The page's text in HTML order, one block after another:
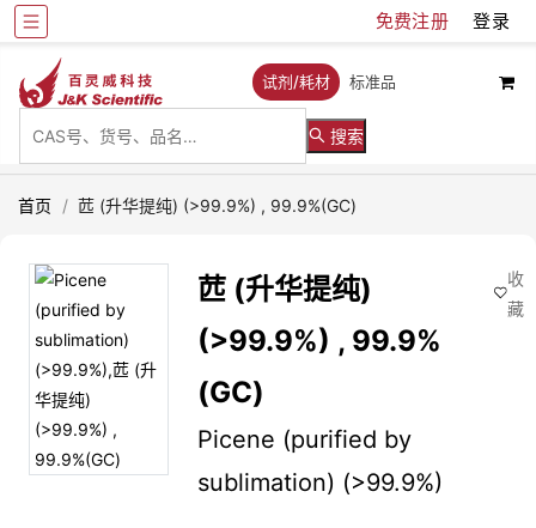
免费注册 登录
试剂/耗材 标准品
搜索
首页 / 苉 (升华提纯) (>99.9%) , 99.9%(GC)
苉 (升华提纯)
(>99.9%) , 99.9%
(GC)
Picene (purified by
sublimation) (>99.9%)
收
藏